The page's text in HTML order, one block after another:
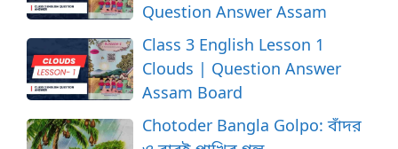
Question Answer Assam
Class 3 English Lesson 1
Clouds | Question Answer
Assam Board
Chotoder Bangla Golpo: বাঁদর